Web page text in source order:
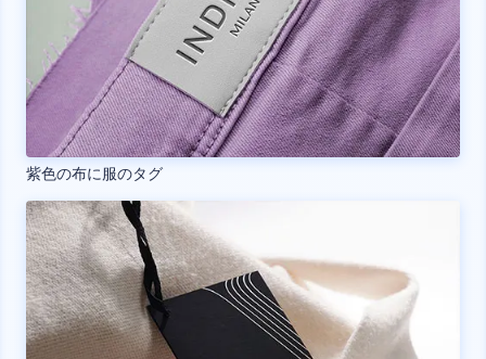
紫色の布に服のタグ